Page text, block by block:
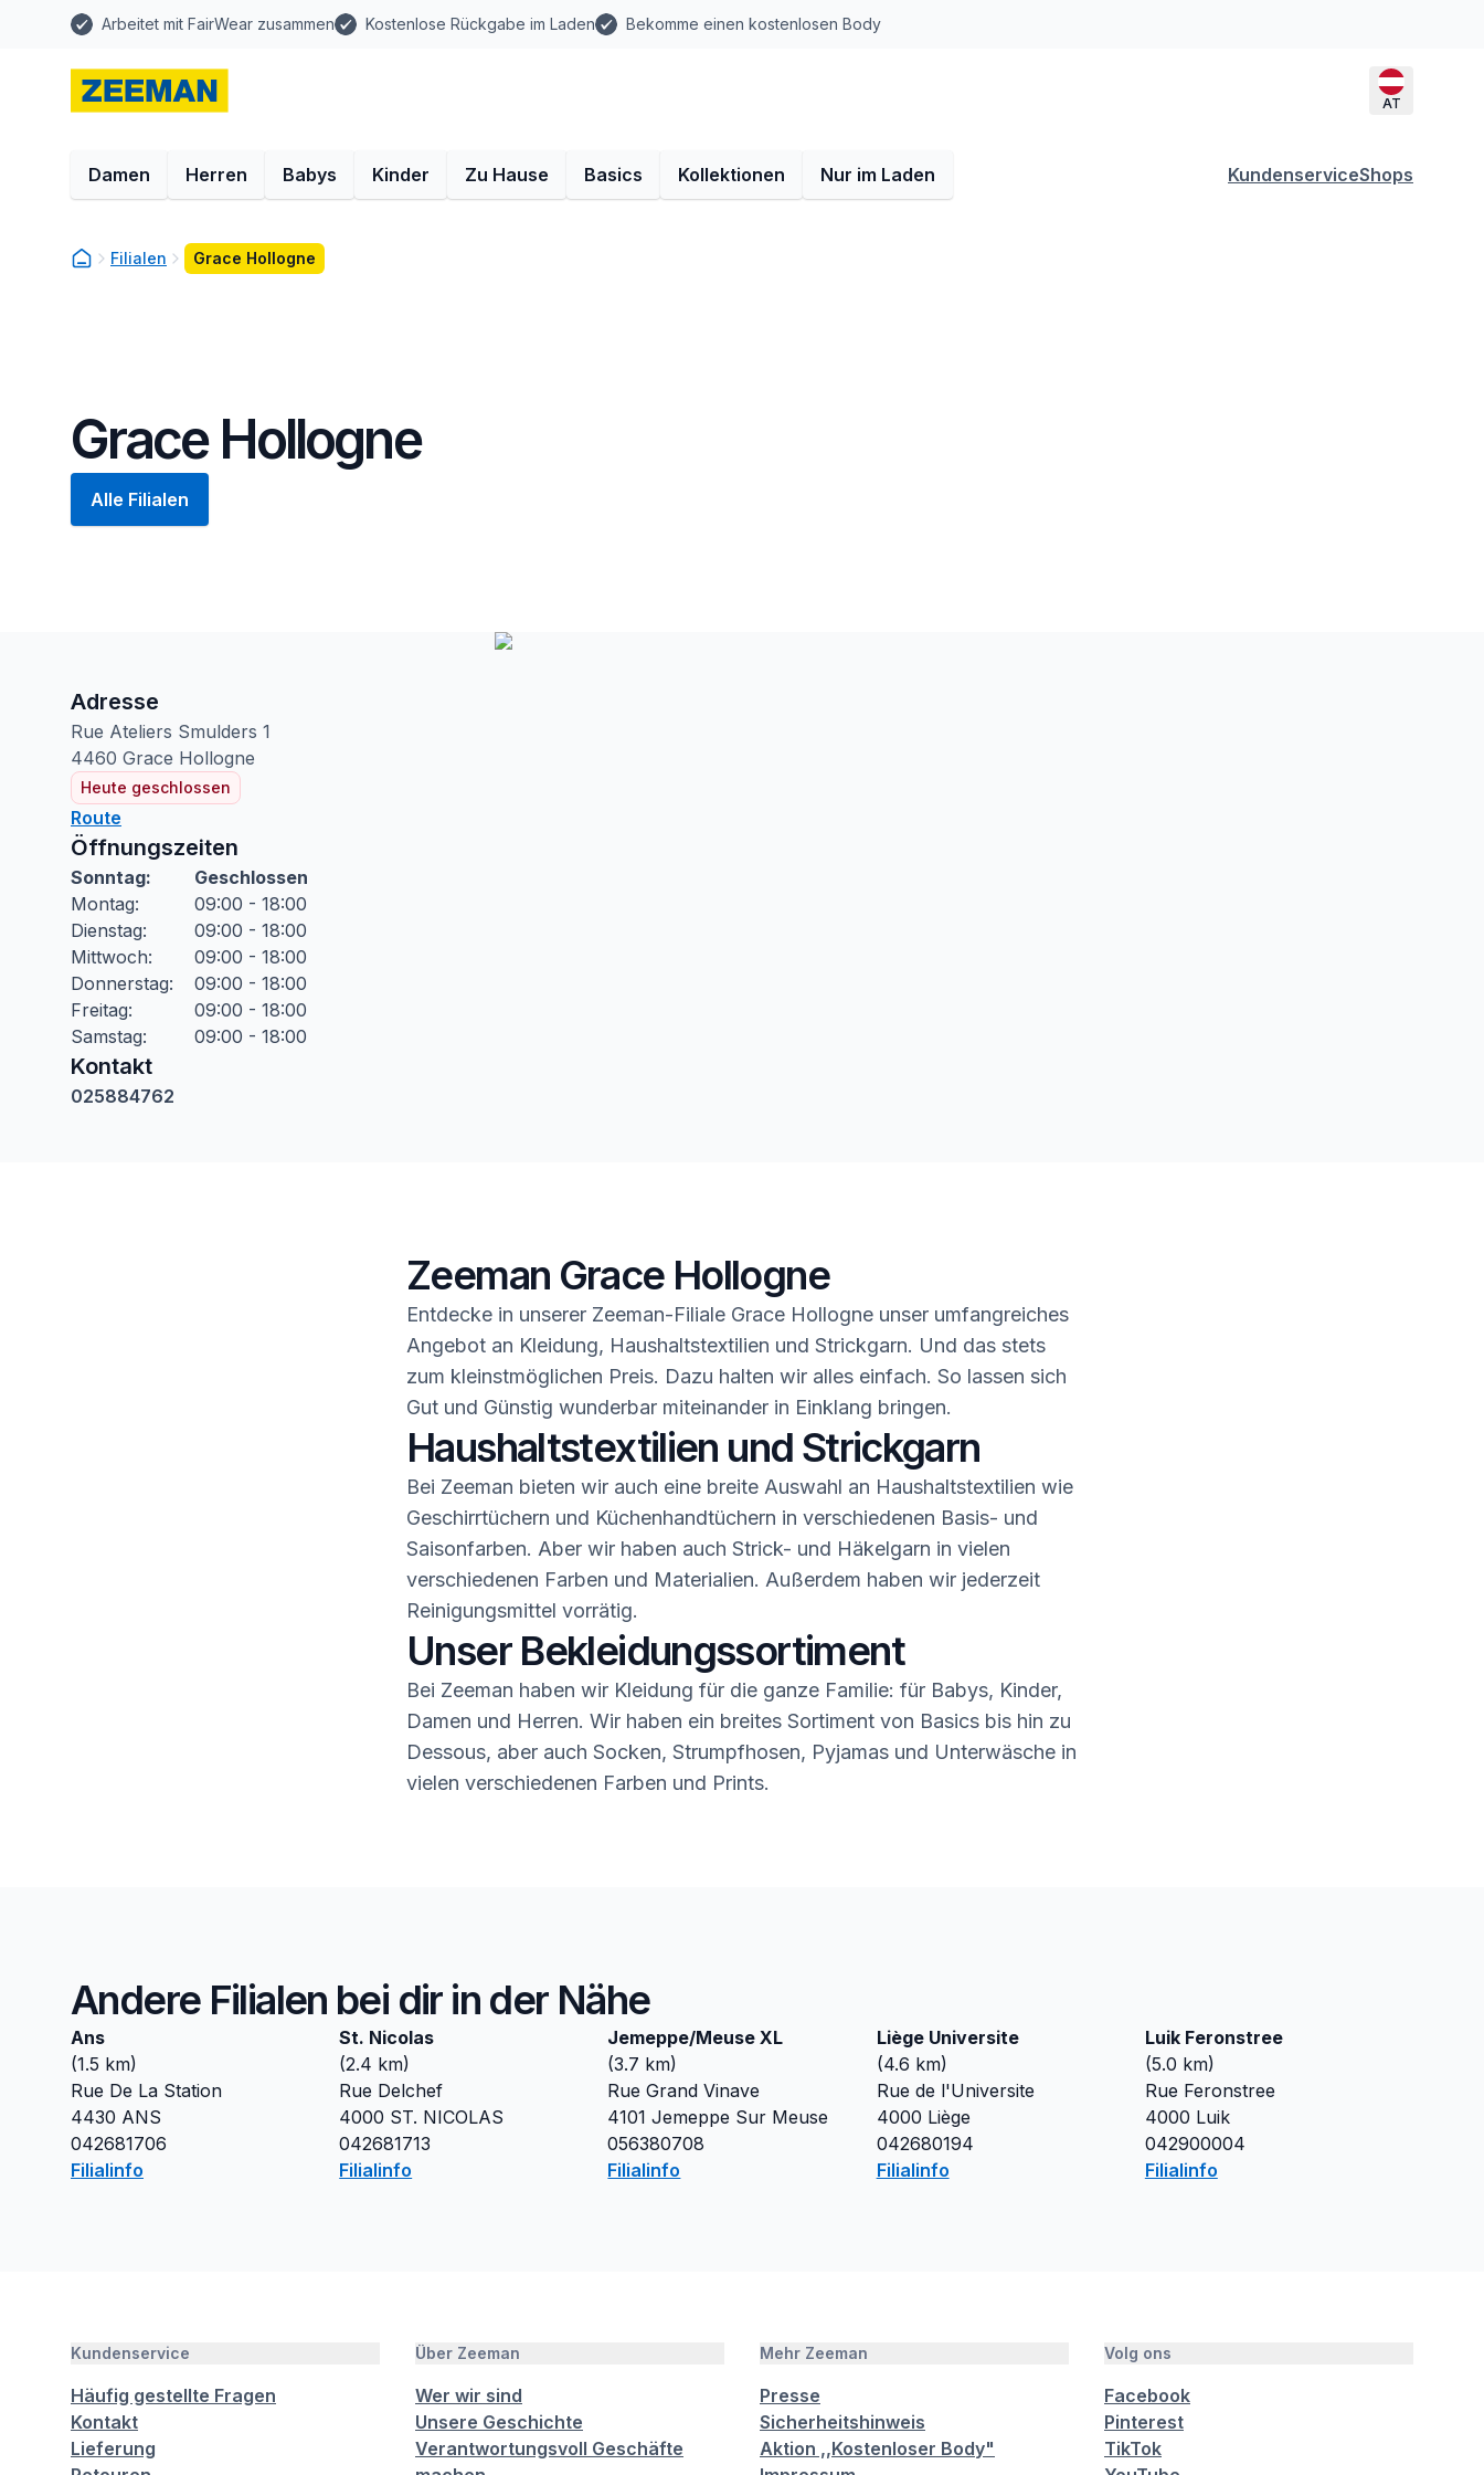
Arbeitet mit FairWear zusammen Kostenlose Rückgabe im Laden Bekomme einen kostenlosen Body
AT
Damen Herren Babys Kinder Zu Hause Basics Kollektionen Nur im Laden KundenserviceShops
Filialen Grace Hollogne
Grace Hollogne
Alle Filialen
Adresse
Rue Ateliers Smulders 1
4460 Grace Hollogne
Heute geschlossen
Route
Öffnungszeiten
Sonntag:
Geschlossen
Montag:
09:00 - 18:00
Dienstag:
09:00 - 18:00
Mittwoch:
09:00 - 18:00
Donnerstag:
09:00 - 18:00
Freitag:
09:00 - 18:00
Samstag: 09:00 - 18:00
Kontakt
025884762
Zeeman Grace Hollogne
Entdecke in unserer Zeeman-Filiale Grace Hollogne unser umfangreiches
Angebot an Kleidung, Haushaltstextilien und Strickgarn. Und das stets
zum kleinstmöglichen Preis. Dazu halten wir alles einfach. So lassen sich
Gut und Günstig wunderbar miteinander in Einklang bringen.
Haushaltstextilien und Strickgarn
Bei Zeeman bieten wir auch eine breite Auswahl an Haushaltstextilien wie
Geschirrtüchern und Küchenhandtüchern in verschiedenen Basis- und
Saisonfarben. Aber wir haben auch Strick- und Häkelgarn in vielen
verschiedenen Farben und Materialien. Außerdem haben wir jederzeit
Reinigungsmittel vorrätig.
Unser Bekleidungssortiment
Bei Zeeman haben wir Kleidung für die ganze Familie: für Babys, Kinder,
Damen und Herren. Wir haben ein breites Sortiment von Basics bis hin zu
Dessous, aber auch Socken, Strumpfhosen, Pyjamas und Unterwäsche in
vielen verschiedenen Farben und Prints.
Andere Filialen bei dir in der Nähe
Ans
(1.5 km)
Rue De La Station
4430 ANS
042681706
Filialinfo
St. Nicolas
(2.4 km)
Rue Delchef
4000 ST. NICOLAS
042681713
Filialinfo
Jemeppe/Meuse XL
(3.7 km)
Rue Grand Vinave
4101 Jemeppe Sur Meuse
056380708
Filialinfo
Liège Universite
(4.6 km)
Rue de l'Universite
4000 Liège
042680194
Filialinfo
Luik Feronstree
(5.0 km)
Rue Feronstree
4000 Luik
042900004
Filialinfo
Kundenservice
Häufig gestellte Fragen
Kontakt
Lieferung
Über Zeeman
Wer wir sind
Unsere Geschichte
Verantwortungsvoll Geschäfte
Mehr Zeeman
Presse
Sicherheitshinweis
Aktion ,,Kostenloser Body"
Volg ons
Facebook
Pinterest
TikTok